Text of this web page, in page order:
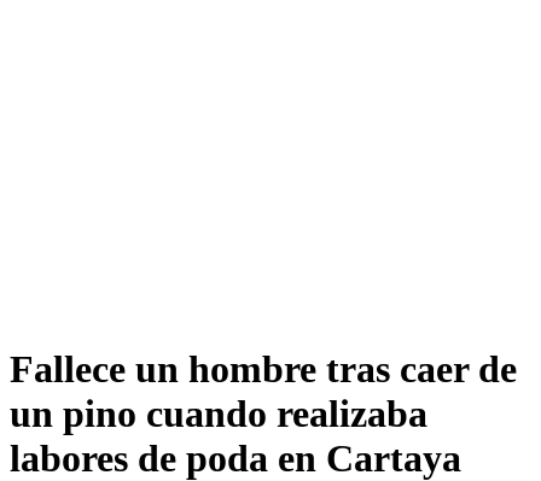
Fallece un hombre tras caer de
un pino cuando realizaba
labores de poda en Cartaya